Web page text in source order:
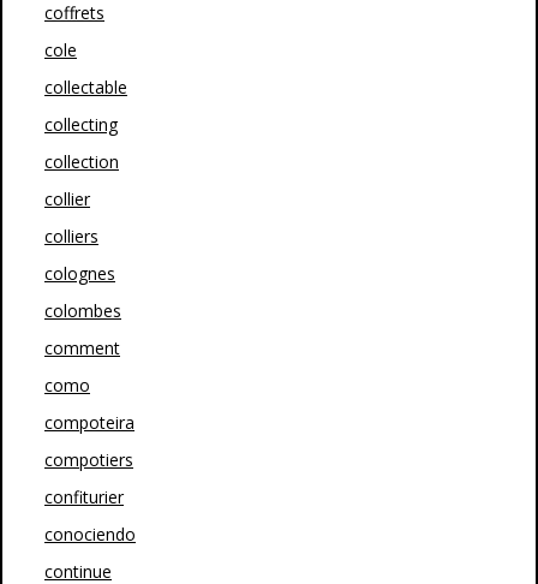
coffrets
cole
collectable
collecting
collection
collier
colliers
colognes
colombes
comment
como
compoteira
compotiers
confiturier
conociendo
continue